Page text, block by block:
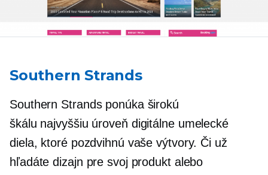
Southern Strands
Southern Strands ponúka širokú
škálu najvyššiu úroveň digitálne umelecké
diela, ktoré pozdvihnú vaše výtvory. Či už
hľadáte dizajn pre svoj produkt alebo